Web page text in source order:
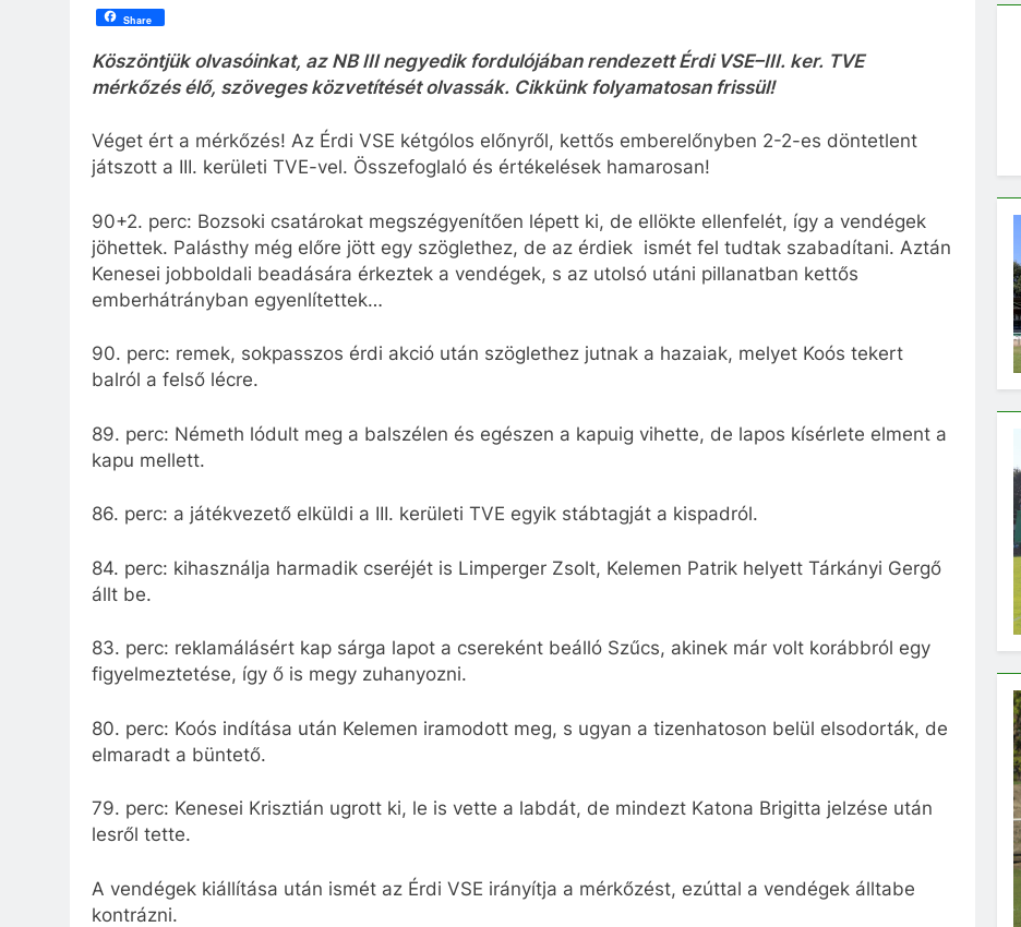
Share
Köszöntjük olvasóinkat, az NB III negyedik fordulójában rendezett Érdi VSE–III. ker. TVE
mérkőzés élő, szöveges közvetítését olvassák. Cikkünk folyamatosan frissül!
Véget ért a mérkőzés! Az Érdi VSE kétgólos előnyről, kettős emberelőnyben 2-2-es döntetlent
játszott a III. kerületi TVE-vel. Összefoglaló és értékelések hamarosan!
90+2. perc: Bozsoki csatárokat megszégyenítően lépett ki, de ellökte ellenfelét, így a vendégek
jöhettek. Palásthy még előre jött egy szöglethez, de az érdiek ismét fel tudtak szabadítani. Aztán
Kenesei jobboldali beadására érkeztek a vendégek, s az utolsó utáni pillanatban kettős
emberhátrányban egyenlítettek…
90. perc: remek, sokpasszos érdi akció után szöglethez jutnak a hazaiak, melyet Koós tekert
balról a felső lécre.
89. perc: Németh lódult meg a balszélen és egészen a kapuig vihette, de lapos kísérlete elment a
kapu mellett.
86. perc: a játékvezető elküldi a III. kerületi TVE egyik stábtagját a kispadról.
84. perc: kihasználja harmadik cseréjét is Limperger Zsolt, Kelemen Patrik helyett Tárkányi Gergő
állt be.
83. perc: reklamálásért kap sárga lapot a csereként beálló Szűcs, akinek már volt korábbról egy
figyelmeztetése, így ő is megy zuhanyozni.
80. perc: Koós indítása után Kelemen iramodott meg, s ugyan a tizenhatoson belül elsodorták, de
elmaradt a büntető.
79. perc: Kenesei Krisztián ugrott ki, le is vette a labdát, de mindezt Katona Brigitta jelzése után
lesről tette.
A vendégek kiállítása után ismét az Érdi VSE irányítja a mérkőzést, ezúttal a vendégek álltabe
kontrázni.